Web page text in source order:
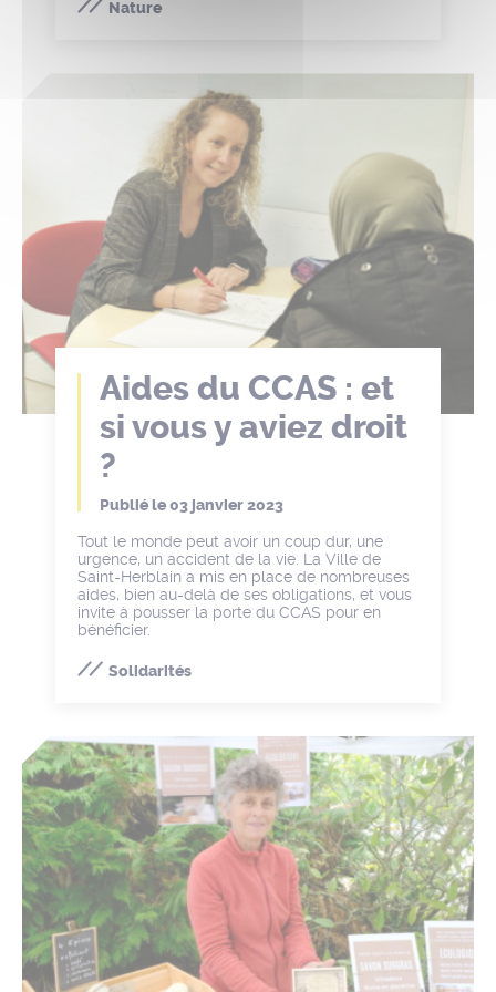
Nature
Aides du CCAS : et
si vous y aviez droit
?
Publié le03 janvier 2023
Tout le monde peut avoir un coup dur, une
urgence, un accident de la vie. La Ville de
Saint-Herblain a mis en place de nombreuses
aides, bien au-delà de ses obligations, et vous
invite à pousser la porte du CCAS pour en
bénéficier.
Solidarités